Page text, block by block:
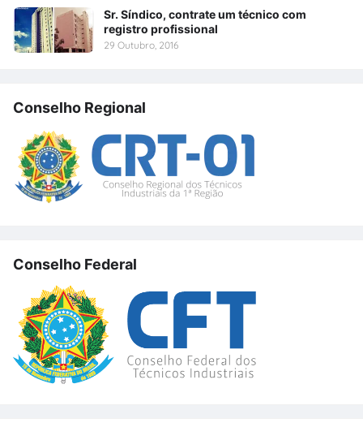
Sr. Síndico, contrate um técnico com
registro profissional
29 Outubro, 2016
Conselho Regional
Conselho Federal